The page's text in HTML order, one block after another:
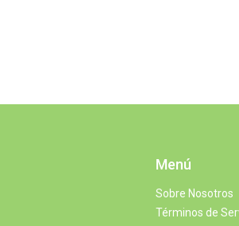
Menú
Sobre Nosotros
Términos de